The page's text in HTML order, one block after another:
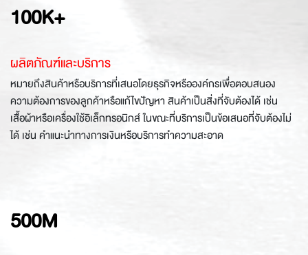
100K+
ผลิตภัณฑ์และบริการ
หมายถึงสินค้าหรือบริการที่เสนอโดยธุรกิจหรือองค์กรเพื่อตอบสนอง
ความต้องการของลูกค้าหรือแก้ไขปัญหา สินค้าเป็นสิ่งที่จับต้องได้ เช่น
เสื้อผ้าหรือเครื่องใช้อิเล็กทรอนิกส์ ในขณะที่บริการเป็นข้อเสนอที่จับต้องไม่
ได้ เช่น คำแนะนำทางการเงินหรือบริการทำความสะอาด
500M